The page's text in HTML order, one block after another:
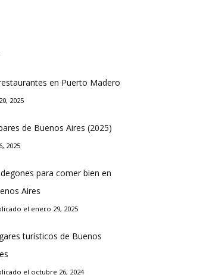
en Puerto Madero
2025
de Buenos Aires (2025)
2025
para comer bien en
Aires
el enero 29, 2025
turísticos de Buenos
el octubre 26, 2024